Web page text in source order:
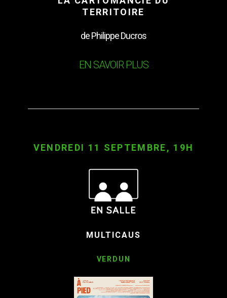
TERRITOIRE
de Philippe Ducros
EN SAVOIR PLUS
VENDREDI 11 SEPTEMBRE, 19H
MULTICAUS
VERDUN